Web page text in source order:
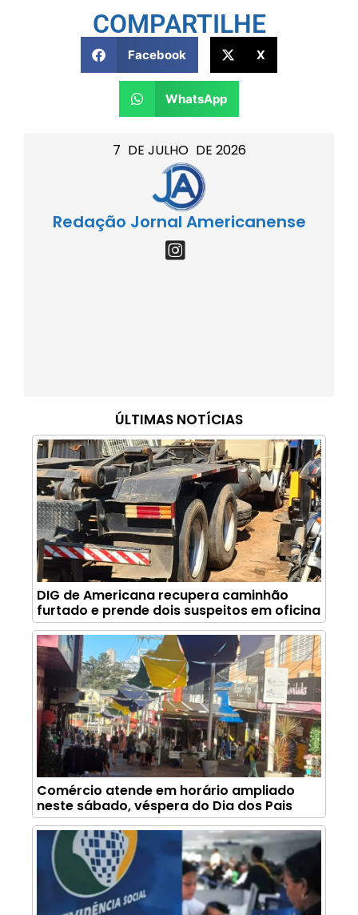
7 DE JULHO DE 2026
Redação Jornal Americanense
ÚLTIMAS NOTÍCIAS
DIG de Americana recupera caminhão
furtado e prende dois suspeitos em oficina
Comércio atende em horário ampliado
neste sábado, véspera do Dia dos Pais
COMPARTILHE
Facebook X
WhatsApp